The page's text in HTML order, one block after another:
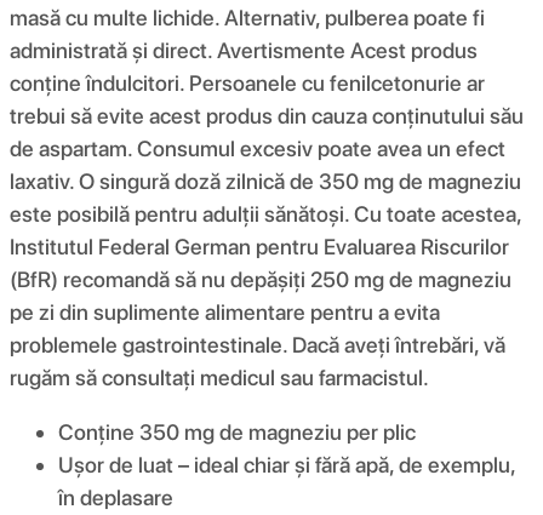
masă cu multe lichide. Alternativ, pulberea poate fi
administrată și direct. Avertismente Acest produs
conține îndulcitori. Persoanele cu fenilcetonurie ar
trebui să evite acest produs din cauza conținutului său
de aspartam. Consumul excesiv poate avea un efect
laxativ. O singură doză zilnică de 350 mg de magneziu
este posibilă pentru adulții sănătoși. Cu toate acestea,
Institutul Federal German pentru Evaluarea Riscurilor
(BfR) recomandă să nu depășiți 250 mg de magneziu
pe zi din suplimente alimentare pentru a evita
problemele gastrointestinale. Dacă aveți întrebări, vă
rugăm să consultați medicul sau farmacistul.
Conține 350 mg de magneziu per plic
Ușor de luat – ideal chiar și fără apă, de exemplu,
în deplasare